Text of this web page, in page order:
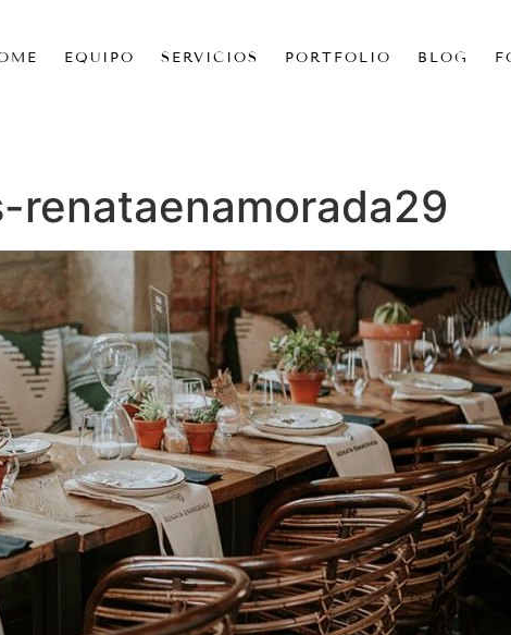
EQUIPO SERVICIOS PORTFOLIO BLOG
renataenamorada29